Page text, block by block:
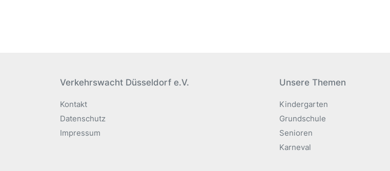
Verkehrswacht Düsseldorf e.V.
Kontakt
Datenschutz
Impressum
Unsere Themen
Kindergarten
Grundschule
Senioren
Karneval